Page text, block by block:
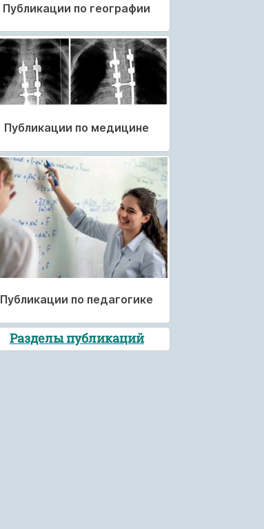
Публикации по географии
Публикации по медицине
Публикации по педагогике
Разделы публикаций